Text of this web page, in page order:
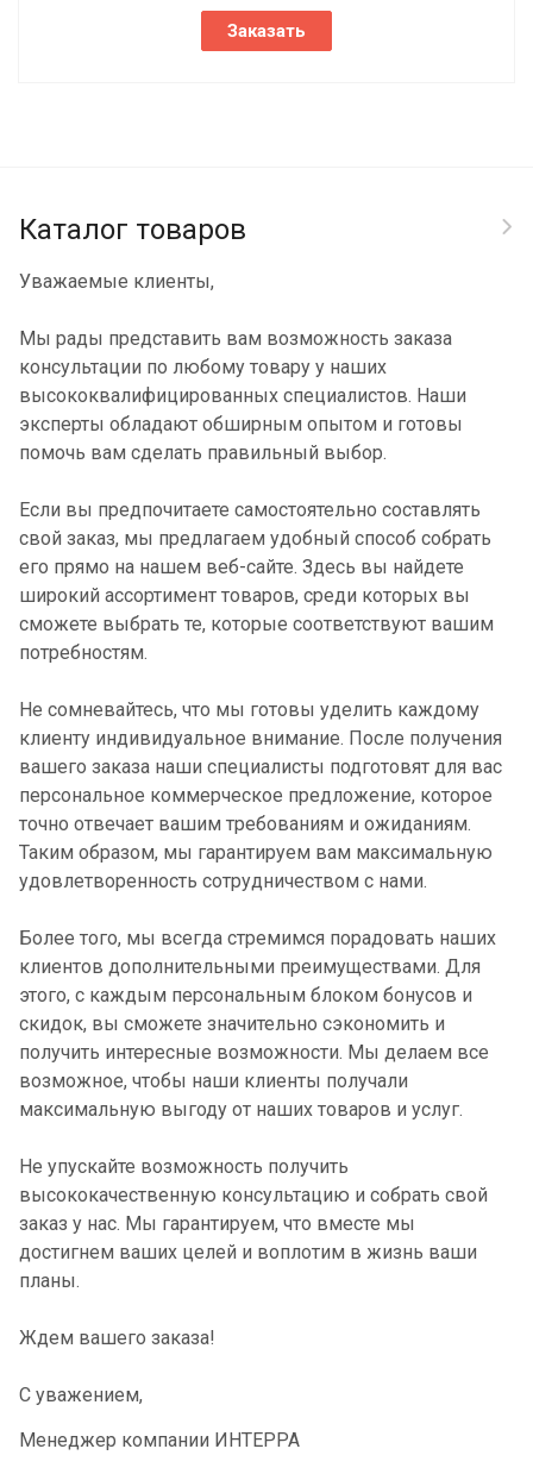
Заказать
Каталог товаров
Уважаемые клиенты,
Мы рады представить вам возможность заказа
консультации по любому товару у наших
высококвалифицированных специалистов. Наши
эксперты обладают обширным опытом и готовы
помочь вам сделать правильный выбор.
Если вы предпочитаете самостоятельно составлять
свой заказ, мы предлагаем удобный способ собрать
его прямо на нашем веб-сайте. Здесь вы найдете
широкий ассортимент товаров, среди которых вы
сможете выбрать те, которые соответствуют вашим
потребностям.
Не сомневайтесь, что мы готовы уделить каждому
клиенту индивидуальное внимание. После получения
вашего заказа наши специалисты подготовят для вас
персональное коммерческое предложение, которое
точно отвечает вашим требованиям и ожиданиям.
Таким образом, мы гарантируем вам максимальную
удовлетворенность сотрудничеством с нами.
Более того, мы всегда стремимся порадовать наших
клиентов дополнительными преимуществами. Для
этого, с каждым персональным блоком бонусов и
скидок, вы сможете значительно сэкономить и
получить интересные возможности. Мы делаем все
возможное, чтобы наши клиенты получали
максимальную выгоду от наших товаров и услуг.
Не упускайте возможность получить
высококачественную консультацию и собрать свой
заказ у нас. Мы гарантируем, что вместе мы
достигнем ваших целей и воплотим в жизнь ваши
планы.
Ждем вашего заказа!
С уважением,
Менеджер компании ИНТЕРРА